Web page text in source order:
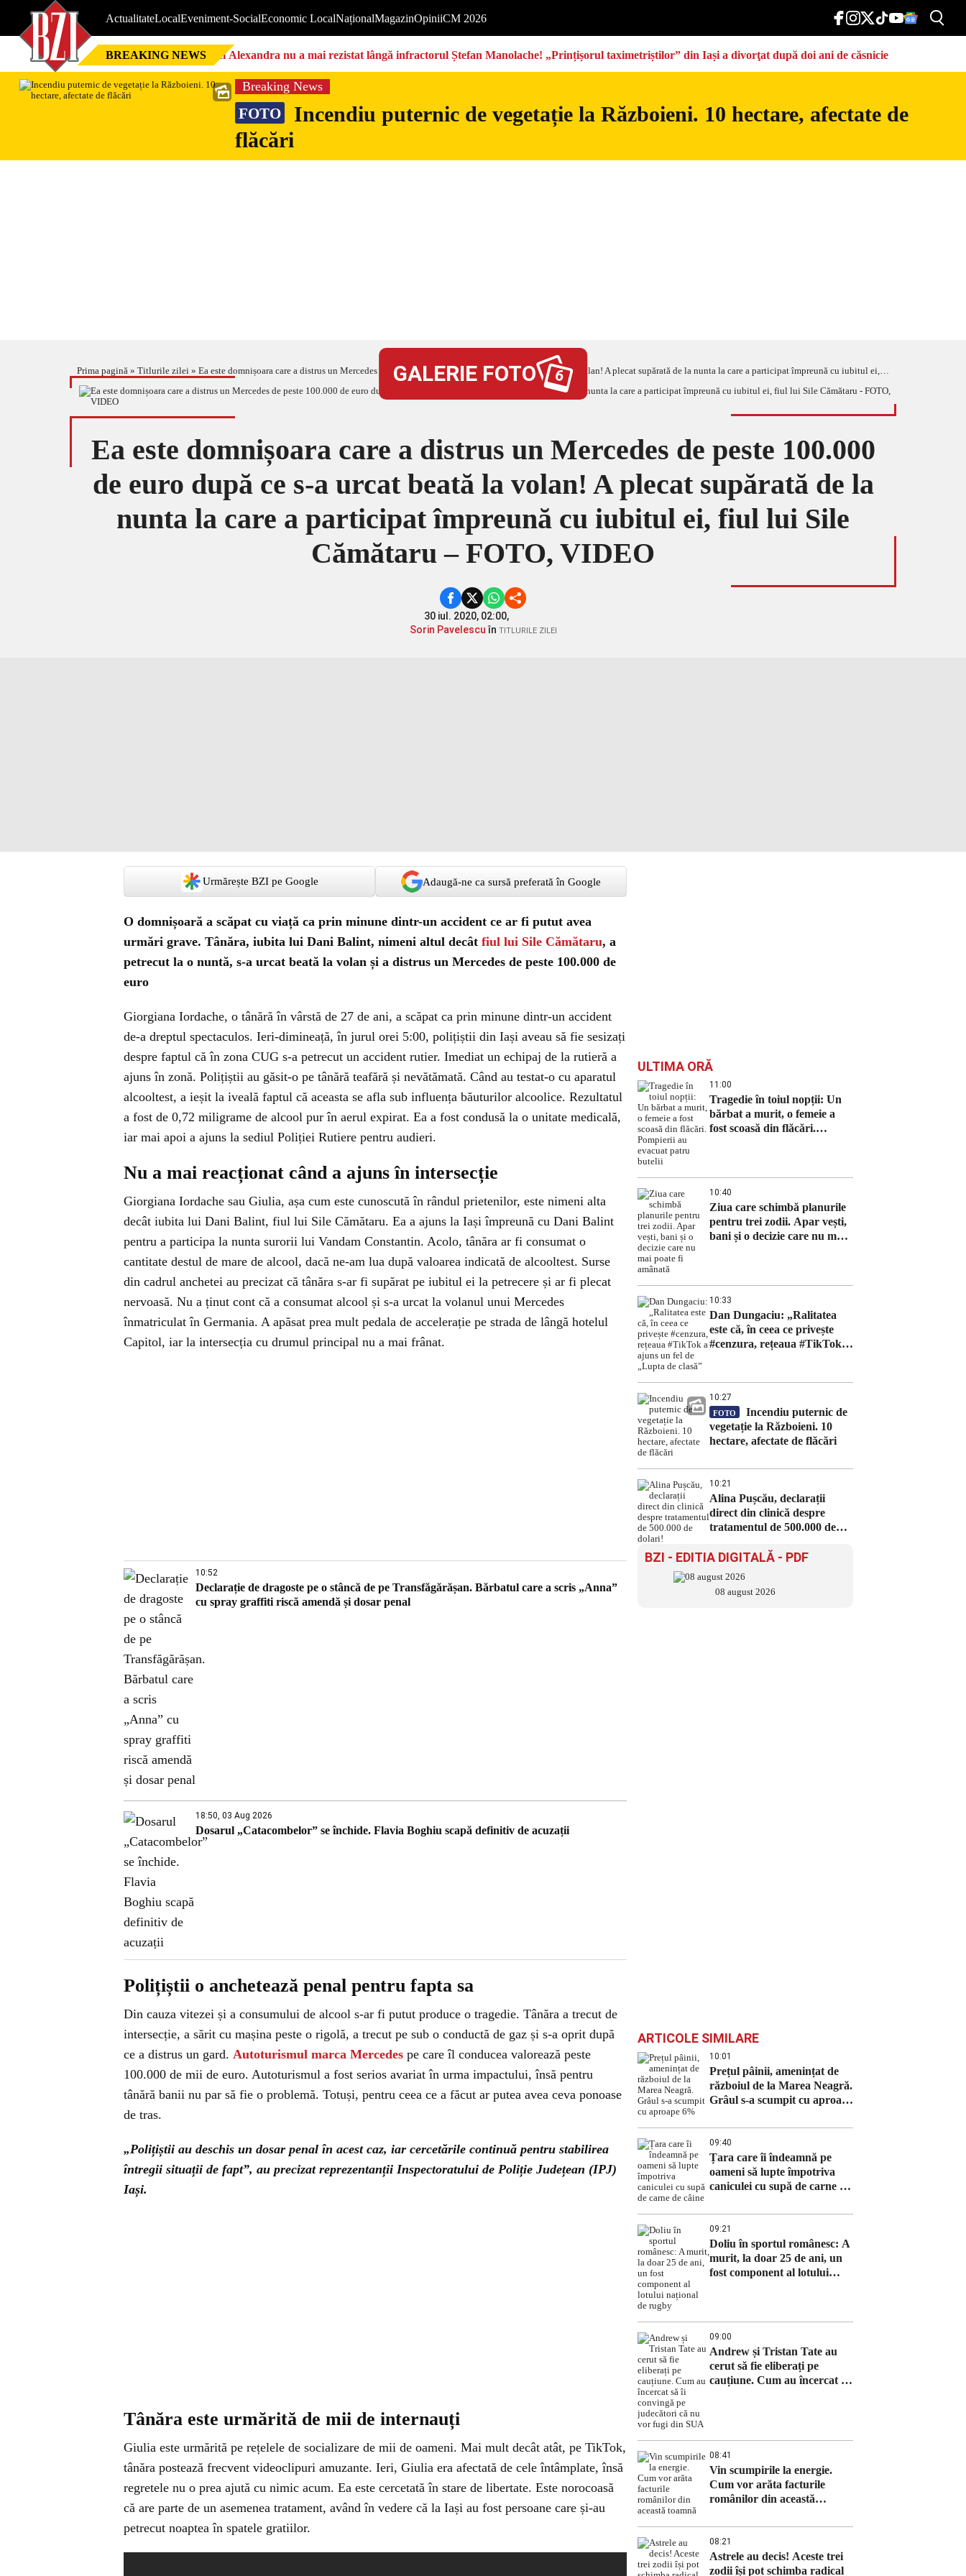
ActualitateLocalEveniment-SocialEconomic LocalNaționalMagazinOpiniiCM 2026
BREAKING NEWS Nici Alexandra nu a mai rezistat lângă infractorul Ștefan Manolache! „Prințișorul taximetriștilor” din Iași a divorţat după doi ani de căsnicie
Breaking News
FOTO
Incendiu puternic de vegetație la Războieni. 10 hectare, afectate de
flăcări
Prima pagină » Titlurile zilei » Ea este domnișoara care a distrus un Mercedes de peste 100.000 de euro după ce s-a urcat beată la volan! A plecat supărată de la nunta la care a participat împreună cu iubitul ei, fiul lui Sile Cămătaru – FOTO, VIDEO
GALERIE FOTO 6
Ea este domnișoara care a distrus un Mercedes de peste 100.000
de euro după ce s-a urcat beată la volan! A plecat supărată de la
nunta la care a participat împreună cu iubitul ei, fiul lui Sile
Cămătaru – FOTO, VIDEO
30 iul. 2020, 02:00,
Sorin Pavelescuîn TITLURILE ZILEI
Urmărește BZI pe Google Adaugă-ne ca sursă preferată în Google
O domnișoară a scăpat cu viață ca prin minune dintr-un accident ce ar fi putut avea
urmări grave. Tânăra, iubita lui Dani Balint, nimeni altul decât fiul lui Sile Cămătaru, a
petrecut la o nuntă, s-a urcat beată la volan și a distrus un Mercedes de peste 100.000 de
euro
Giorgiana Iordache, o tânără în vârstă de 27 de ani, a scăpat ca prin minune dintr-un accident
de-a dreptul spectaculos. Ieri-dimineață, în jurul orei 5:00, polițiștii din Iași aveau să fie sesizați
despre faptul că în zona CUG s-a petrecut un accident rutier. Imediat un echipaj de la rutieră a
ajuns în zonă. Polițiștii au găsit-o pe tânără teafără și nevătămată. Când au testat-o cu aparatul
alcooltest, a ieșit la iveală faptul că aceasta se afla sub influența băuturilor alcoolice. Rezultatul
a fost de 0,72 miligrame de alcool pur în aerul expirat. Ea a fost condusă la o unitate medicală,
iar mai apoi a ajuns la sediul Poliției Rutiere pentru audieri.
Nu a mai reacționat când a ajuns în intersecție
Giorgiana Iordache sau Giulia, așa cum este cunoscută în rândul prietenilor, este nimeni alta
decât iubita lui Dani Balint, fiul lui Sile Cămătaru. Ea a ajuns la Iași împreună cu Dani Balint
pentru a participa la nunta surorii lui Vandam Constantin. Acolo, tânăra ar fi consumat o
cantitate destul de mare de alcool, dacă ne-am lua după valoarea indicată de alcooltest. Surse
din cadrul anchetei au precizat că tânăra s-ar fi supărat pe iubitul ei la petrecere și ar fi plecat
nervoasă. Nu a ținut cont că a consumat alcool și s-a urcat la volanul unui Mercedes
înmatriculat în Germania. A apăsat prea mult pedala de accelerație pe strada de lângă hotelul
Capitol, iar la intersecția cu drumul principal nu a mai frânat.
10:52
Declarație de dragoste pe o stâncă de pe Transfăgărășan. Bărbatul care a scris „Anna”
cu spray graffiti riscă amendă și dosar penal
18:50, 03 Aug 2026
Dosarul „Catacombelor” se închide. Flavia Boghiu scapă definitiv de acuzații
Polițiștii o anchetează penal pentru fapta sa
Din cauza vitezei și a consumului de alcool s-ar fi putut produce o tragedie. Tânăra a trecut de
intersecție, a sărit cu mașina peste o rigolă, a trecut pe sub o conductă de gaz și s-a oprit după
ce a distrus un gard. Autoturismul marca Mercedes pe care îl conducea valorează peste
100.000 de mii de euro. Autoturismul a fost serios avariat în urma impactului, însă pentru
tânără banii nu par să fie o problemă. Totuși, pentru ceea ce a făcut ar putea avea ceva ponoase
de tras.
„Polițiștii au deschis un dosar penal în acest caz, iar cercetările continuă pentru stabilirea
întregii situații de fapt”, au precizat reprezentanții Inspectoratului de Poliție Județean (IPJ)
Iași.
Tânăra este urmărită de mii de internauți
Giulia este urmărită pe rețelele de socializare de mii de oameni. Mai mult decât atât, pe TikTok,
tânăra postează frecvent videoclipuri amuzante. Ieri, Giulia era afectată de cele întâmplate, însă
regretele nu o prea ajută cu nimic acum. Ea este cercetată în stare de libertate. Este norocoasă
că are parte de un asemenea tratament, având în vedere că la Iași au fost persoane care și-au
petrecut noaptea în spatele gratiilor.
ULTIMA ORĂ
11:00
Tragedie în toiul nopții: Un
bărbat a murit, o femeie a
fost scoasă din flăcări.
10:40
Ziua care schimbă planurile
pentru trei zodii. Apar vești,
bani și o decizie care nu mai
10:33
Dan Dungaciu: „Ralitatea
este că, în ceea ce privește
#cenzura, rețeaua #TikTok a
10:27
FOTO
Incendiu puternic de
vegetație la Războieni. 10
hectare, afectate de flăcări
10:21
Alina Pușcău, declarații
direct din clinică despre
tratamentul de 500.000 de
BZI - EDITIA DIGITALĂ - PDF
08 august 2026
ARTICOLE SIMILARE
10:01
Prețul pâinii, amenințat de
războiul de la Marea Neagră.
Grâul s-a scumpit cu aproape
09:40
Țara care îi îndeamnă pe
oameni să lupte împotriva
caniculei cu supă de carne de
09:21
Doliu în sportul românesc: A
murit, la doar 25 de ani, un
fost component al lotului
09:00
Andrew și Tristan Tate au
cerut să fie eliberați pe
cauțiune. Cum au încercat să
08:41
Vin scumpirile la energie.
Cum vor arăta facturile
românilor din această
08:21
Astrele au decis! Aceste trei
zodii își pot schimba radical